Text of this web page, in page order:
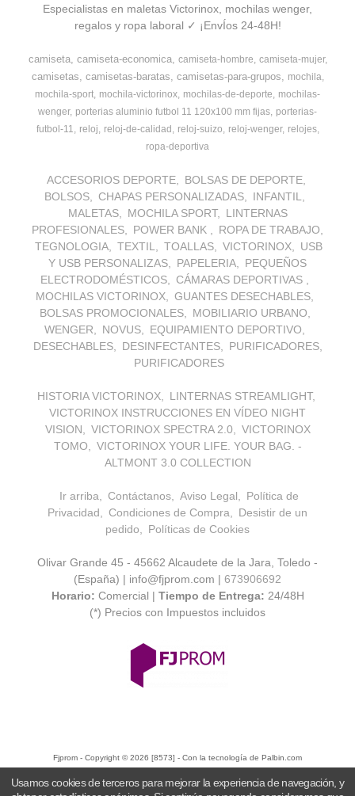
Especialistas en maletas Victorinox, mochilas wenger,
regalos y ropa laboral ✓ ¡EnvÍos 24-48H!
camiseta camiseta-economica camiseta-hombre camiseta-mujer
camisetas camisetas-baratas camisetas-para-grupos
mochila
mochila-sport mochila-victorinox mochilas-de-deporte
mochilas-
wenger porterias aluminio futbol 11 120x100 mm fijas porterias-
futbol-11
reloj reloj-de-calidad reloj-suizo reloj-wenger
relojes
ropa-deportiva
ACCESORIOS DEPORTE
BOLSAS DE DEPORTE
BOLSOS
CHAPAS PERSONALIZADAS
INFANTIL
MALETAS
MOCHILA SPORT
LINTERNAS
PROFESIONALES
POWER BANK
ROPA DE TRABAJO
TEGNOLOGIA
TEXTIL TOALLAS VICTORINOX
USB
Y USB PERSONALIZAS
PAPELERIA
PEQUEÑOS
ELECTRODOMÉSTICOS
CÁMARAS DEPORTIVAS
MOCHILAS VICTORINOX
GUANTES DESECHABLES
BOLSAS PROMOCIONALES
MOBILIARIO URBANO
WENGER
NOVUS
EQUIPAMIENTO DEPORTIVO
DESECHABLES
DESINFECTANTES
PURIFICADORES
PURIFICADORES
HISTORIA VICTORINOX
LINTERNAS STREAMLIGHT
VICTORINOX INSTRUCCIONES EN VÍDEO NIGHT
VISION
VICTORINOX SPECTRA 2.0
VICTORINOX
TOMO
VICTORINOX YOUR LIFE. YOUR BAG. -
ALTMONT 3.0 COLLECTION
Ir arriba Contáctanos Aviso Legal
Política de
Privacidad
Condiciones de Compra
Desistir de un
pedido
Políticas de Cookies
Olivar Grande 45 - 45662 Alcaudete de la Jara, Toledo -
(España) | info@fjprom.com | 673906692
Horario: Comercial | Tiempo de Entrega: 24/48H
(*) Precios con Impuestos incluidos
Fjprom - Copyright © 2026 [8573] - Con la tecnología de Palbin.com
Usamos cookies de terceros para mejorar la experiencia de navegación, y